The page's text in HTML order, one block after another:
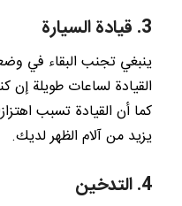
3. قيادة السيارة
ينبغي تجنب البقاء في
القيادة لساعات طويلة إن
كما أن القيادة تسبب
يزيد من آلام الظهر لديك.
4. التدخين